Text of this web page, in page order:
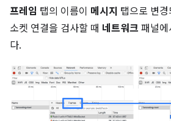
프레임 탭의 이름이 메시지 탭으로 변
소켓 연결을 검사할 때 네트워크 패널에
다.